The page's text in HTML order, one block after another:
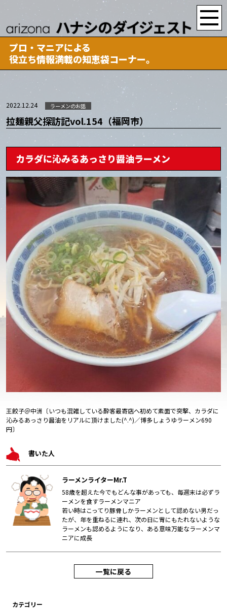
プロ・マニアによる
役立ち情報満載の知恵袋コーナー。
2022.12.24 ラーメンのお話
拉麺親父探訪記vol.154（福岡市）
カラダに沁みるあっさり醤油ラーメン
王餃子＠中洲〔いつも混雑している酔客最寄店へ初めて素面で突撃、カラダに
沁みるあっさり醤油をリアルに頂けました(^.^)／博多しょうゆラーメン690
円〕
書いた人
ラーメンライターMr.T
58歳を超えた今でもどんな事があっても、毎週末は必ずラ
ーメンを食すラーメンマニア
若い時はこってり豚骨しかラーメンとして認めない男だっ
たが、年を重ねるに連れ、次の日に胃にもたれないような
ラーメンも認めるようになり、ある意味万能なラーメンマ
ニアに成長
一覧に戻る
カテゴリー